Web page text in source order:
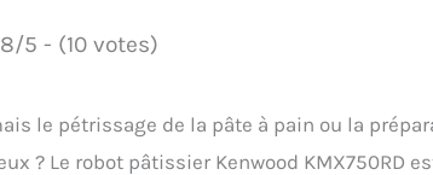
5 - (10 votes)
le pétrissage de la pâte à pain ou la
? Le robot pâtissier Kenwood KMX750RD